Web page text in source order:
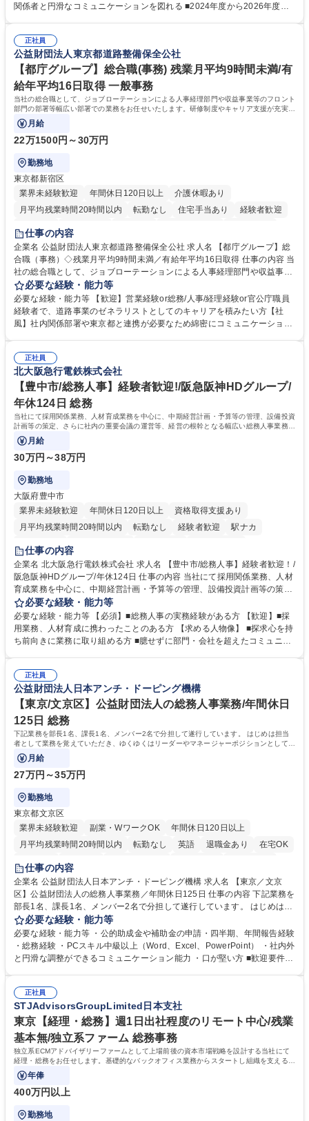
鑑みてジョブローテーションを行います。 【育成】OJTでの現場育成や研
表するインフラ企業 #ポテンシャル採用
関係者と円滑なコミュニケーションを図れる ■2024年度から2026年度ま
72.html ■エネルギーセキュリティの不安定化や気候変動による自然災害の
甚大化など、これまで以上に社会課題解決の重要性が高まっています。
「未来の日常」の創造に向けて持続可能な社会の実現に貢献してまいりま
す。 学歴・資格 学歴：大学院 大学 語学力： 資格：
正社員
公益財団法人東京都道路整備保全公社
【都庁グループ】総合職(事務) 残業月平均9時間未満/有
給年平均16日取得 一般事務
当社の総合職として、ジョブローテーションによる人事経理部門や収益事業等のフロント
部門の部署等幅広い部署での業務をお任せいたします。研修制度やキャリア支援が充実し
ております！ ※下記業務詳細
月給
22万1500円～30万円
勤務地
東京都新宿区
業界未経験歓迎
年間休日120日以上
介護休暇あり
月平均残業時間20時間以内
転勤なし 住宅手当あり
経験者歓迎
研修あり
退職金あり
駅近5分以内
資格取得手当あり 食事補助あり
仕事の内容
企業名 公益財団法人東京都道路整備保全公社 求人名 【都庁グループ】総
合職（事務）◇残業月平均9時間未満／有給年平均16日取得 仕事の内容 当
社の総合職として、ジョブローテーションによる人事経理部門や収益事業
等のフロント部門の部署等幅広い部署での業務をお任せいたします。研修
制度やキャリア支援が充実しております！ ※下記業務詳細 【業務詳細】■
管理部門：広報、人事、経理など当公社の運営に係る管理業務 ■収益部
門：駐車場の新規開拓、管理運営、新宿駅西口広場の「イベントコーナ
道路施設や道路工事現場の見学ツアー事業 ※入社後は上記いずれかの部門
へ配属。※業務内容変更の範囲：会社の定める業務 募集職種 【都庁グル
ープ】総合職（事務）◇残業月平均9時間未満／有給年平均16日取得
必要な経験・能力等
必要な経験・能力等 【歓迎】営業経験or総務/人事/経理経験or官公庁職員
経験者で、道路事業のゼネラリストとしてのキャリアを積みたい方【社
風】社内関係部署や東京都と連携が必要なため綿密にコミュニケーション
部門など多岐に渡る業務を経験できます。 ■様々なプロジェクト：駐車場
事業の他、新宿駅西口広場内に設置された照明を兼ねた広告「ブライトサ
イン」の管理運営を行うなど、事業収益を生み出す活動を積極的に行って
います。 学歴・資格 学歴：大学院 大学 高専 短大 専修学校 高校 語学力：
資格：
正社員
北大阪急行電鉄株式会社
【豊中市/総務人事】経験者歓迎!/阪急阪神HDグループ/
年休124日 総務
当社にて採用関係業務、人材育成業務を中心に、中期経営計画・予算等の管理、設備投資
計画等の策定、さらに社内の重要会議の運営等、経営の根幹となる幅広い総務人事業務全
般を担当していただきます。
月給
30万円～38万円
勤務地
大阪府豊中市
業界未経験歓迎
年間休日120日以上
資格取得支援あり
月平均残業時間20時間以内
転勤なし 経験者歓迎
駅ナカ
退職金あり
土日祝休み
服装自由 昼食補助あり 食事補助あり
仕事の内容
企業名 北大阪急行電鉄株式会社 求人名 【豊中市/総務人事】経験者歓迎！/
阪急阪神HDグループ/年休124日 仕事の内容 当社にて採用関係業務、人材
育成業務を中心に、中期経営計画・予算等の管理、設備投資計画等の策
定、さらに社内の重要会議の運営等、経営の根幹となる幅広い総務人事業
務全般を担当していただきます。 【主な業務内容】 ■採用関係業務および
人材育成(社員研修)業務の推進 ■中期経営計画および予算等の管理 ■設備
投資計画等の策定 ■社内の重要会議の運営 ■その他総務人事業務全般 【入
務人事】経験者歓迎！/阪急阪神HDグループ/年休124日
必要な経験・能力等
必要な経験・能力等 【必須】■総務人事の実務経験がある方 【歓迎】■採
用業務、人材育成に携わったことのある方 【求める人物像】 ■探求心を持
ち前向きに業務に取り組める方 ■臆せずに部門・会社を超えたコミュニケ
囲のメンバーと協調しつつ主体性を持って能動的に業務を推進できる方 学
歴・資格 学歴：大学院 大学 高専 短大 専修学校 高校 語学力： 資格：
正社員
公益財団法人日本アンチ・ドーピング機構
【東京/文京区】公益財団法人の総務人事業務/年間休日
125日 総務
下記業務を部長1名、課長1名、メンバー2名で分担して遂行しています。 はじめは担当
者として業務を覚えていただき、ゆくゆくはリーダーやマネージャーポジションとして活
躍いただくことを期待しています。
月給
27万円～35万円
勤務地
東京都文京区
業界未経験歓迎
副業・WワークOK
年間休日120日以上
月平均残業時間20時間以内
転勤なし 英語 退職金あり
在宅OK
賞与あり
育休あり
食事補助あり
仕事の内容
企業名 公益財団法人日本アンチ・ドーピング機構 求人名 【東京／文京
区】公益財団法人の総務人事業務／年間休日125日 仕事の内容 下記業務を
部長1名、課長1名、メンバー2名で分担して遂行しています。 はじめは担
当者として業務を覚えていただき、ゆくゆくはリーダーやマネージャーポ
ジションとして活躍いただくことを期待しています。 【総務・人事グルー
プの業務内容】 ・人事制度関連 ・採用活動 ・教育研修の企画、実行 ・勤
怠管理 ・官公庁への各種提出 ・法定の会議運営（評議員会、理事会） ・
管理 ・福利厚生関連 ・職員からの問合せ、相談対応 ・その他日常の総務
業務全般 募集職種 【東京／文京区】公益財団法人の総務人事業務／年間
休日125日
必要な経験・能力等
必要な経験・能力等 ・公的助成金や補助金の申請・四半期、年間報告経験
・総務経験 ・PCスキル中級以上（Word、Excel、PowerPoint） ・社内外
と円滑な調整ができるコミュニケーション能力 ・口が堅い方 ■歓迎要件
正社員
STJAdvisorsGroupLimited日本支社
東京【経理・総務】週1日出社程度のリモート中心/残業
基本無/独立系ファーム 総務事務
独立系ECMアドバイザリーファームとして上場前後の資本市場戦略を設計する当社にて
経理・総務をお任せします。基礎的なバックオフィス業務からスタートし組織を支える専
任担当として広く活躍できる環境です。
年俸
400万円以上
勤務地